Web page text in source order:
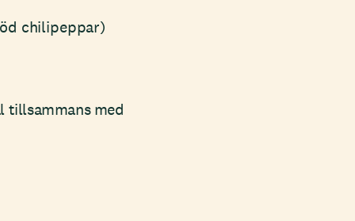
chilipeppar)
tillsammans med